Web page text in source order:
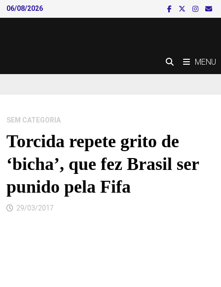
Skip
to
06/08/2026
MENU
SEM CATEGORIA
Torcida repete grito de
‘bicha’, que fez Brasil ser
punido pela Fifa
29/03/2017